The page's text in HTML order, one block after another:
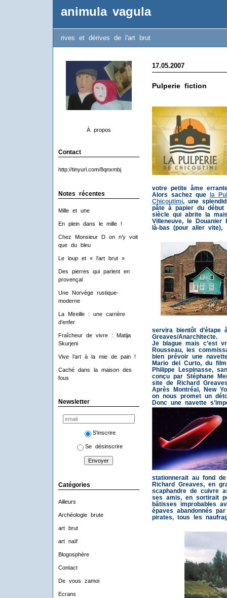
animula vagula
rives et dérives de l'art brut
À propos
Contact
http://tinyurl.com/8qnxmbj
Notes récentes
Mille et une
En plein dans le mille !
Chez Monsieur D on n’y voit
que du bleu
Le loup et « l’art brut »
Des pierres qui parlent en
provençal
Une Norvège rustique-
moderne
La Mireille : une carrière
d’enfer
Fraîcheur de vivre : Matija
Skurjeni
Vive l’art à la mie de pain !
Caché dans la maison des
fous
Newsletter
S'inscrire
Se désinscrire
Catégories
Ailleurs
Archéologie brute
art brut
art naïf
Blogosphère
Contact
De vous zamoi
Ecrans
17.05.2007
Pulperie fiction
votre petite âme
Alors sachez que la
Chicoutimi, une
pâte à papier du début
siècle qui abrite la
Villeneuve, le Douanier
là-bas (pour aller vite),
servira bientôt d’étape
Greaves/Anarchitecte.
Je blague mais c’est
Rousseau, les
bien prévoir une
Mario del Curto, du
Philippe Lespinasse,
conçu par Stéphane
site de Richard
Après Montréal, New
on nous promet un
Donc une navette
stationnerait au fond
Richard Greaves, en
scaphandre de cuivre
ses amis, en sortirait
bâtisses improbables
épaves abandonnés
pirates, tous les